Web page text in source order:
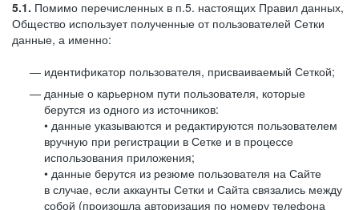
5.1. Помимо перечисленных в п.5. настоящих Правил данных,
Общество использует полученные от пользователей Сетки
данные, а именно:
идентификатор пользователя, присваиваемый Сеткой;
данные о карьерном пути пользователя, которые
берутся из одного из источников:
• данные указываются и редактируются пользователем
вручную при регистрации в Сетке и в процессе
использования приложения;
• данные берутся из резюме пользователя на Сайте
в случае, если аккаунты Сетки и Сайта связались между
собой (произошла авторизация по номеру телефона